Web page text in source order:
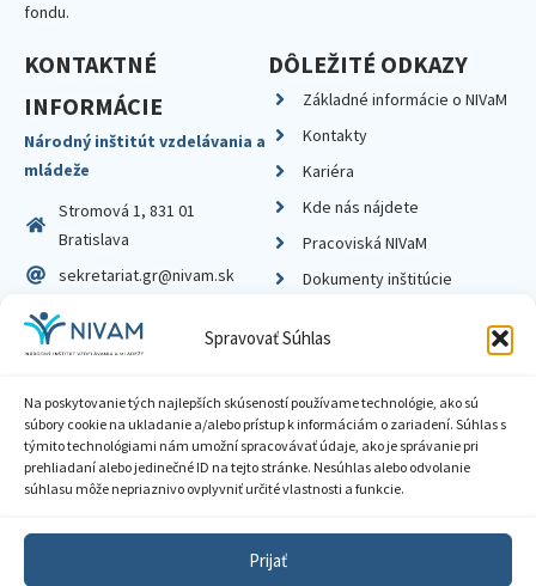
Spravovať Súhlas
Na poskytovanie tých najlepších skúseností používame technológie, ako sú
súbory cookie na ukladanie a/alebo prístup k informáciám o zariadení. Súhlas s
týmito technológiami nám umožní spracovávať údaje, ako je správanie pri
prehliadaní alebo jedinečné ID na tejto stránke. Nesúhlas alebo odvolanie
súhlasu môže nepriaznivo ovplyvniť určité vlastnosti a funkcie.
Prijať
fondu.
KONTAKTNÉ
INFORMÁCIE
Národný inštitút vzdelávania a
mládeže
Stromová 1, 831 01
Bratislava
sekretariat.gr@nivam.sk
IČO: 00164348
DIČ: 2020798714
DÔLEŽITÉ ODKAZY
Základné informácie o NIVaM
Kontakty
Kariéra
Kde nás nájdete
Pracoviská NIVaM
Dokumenty inštitúcie
Zásady ochrany súkromia
Sprístupnenie informácií